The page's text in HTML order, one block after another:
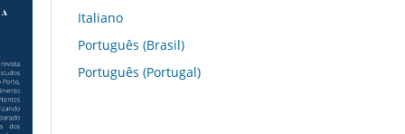
Italiano
Português (Brasil)
Português (Portugal)